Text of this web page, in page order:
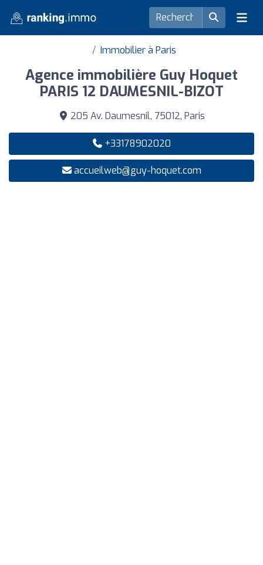
Immobilier à Paris
Agence immobilière Guy Hoquet
PARIS 12 DAUMESNIL-BIZOT
205 Av. Daumesnil, 75012, Paris
+33178902020
accueilweb@guy-hoquet.com